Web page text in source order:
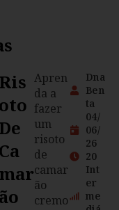
Ris
Oto
De
Ca
Mar
Ão
Apren
da a
fazer
um
risoto
de
camar
ão
cremo
Dna
Ben
ta
04/
06/
26
20
Int
er
me